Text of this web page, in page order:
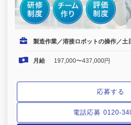
製造作業／溶接ロボットの操作／土
月給 197,000〜437,000円
応募する
電話応募 0120-